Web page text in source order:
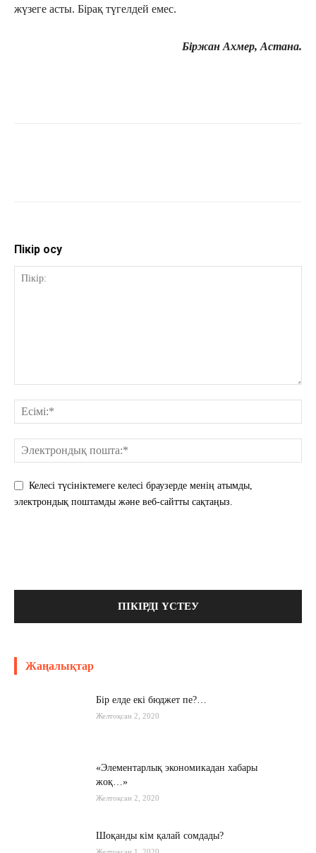
жүзеге асты. Бірақ түгелдей емес.
Біржан Ахмер, Астана.
Пікір қосу
Келесі түсініктемеге келесі браузерде менің атымды,
электрондық поштамды және веб-сайтты сақтаңыз.
Жаңалықтар
Бір елде екі бюджет пе?…
Желтоқсан 2, 2020
«Элементарлық экономикадан хабары
жоқ…»
Желтоқсан 2, 2020
Шоқанды кім қалай сомдады?
Желтоқсан 1, 2020